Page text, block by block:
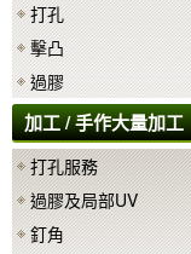
打孔
擊凸
過膠
加工 / 手作大量加工
打孔服務
過膠及局部UV
釘角